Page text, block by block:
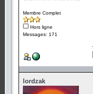
Membre Complet
Hors ligne
Messages: 171
lordzak